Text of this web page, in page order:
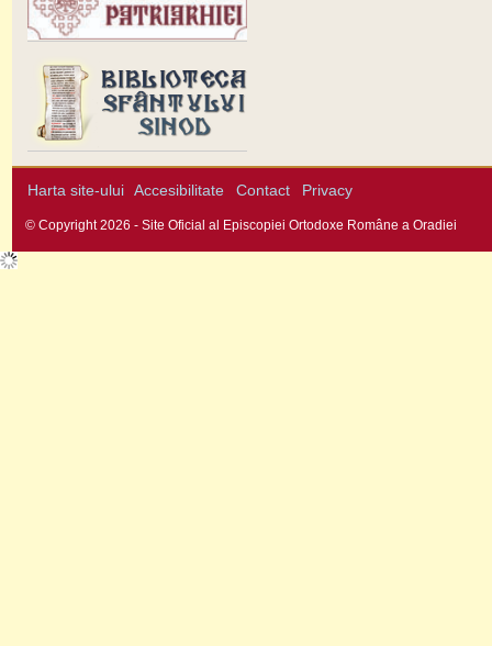
Harta site-ului Accesibilitate Contact Privacy
© Copyright 2026 - Site Oficial al Episcopiei Ortodoxe Române a Oradiei